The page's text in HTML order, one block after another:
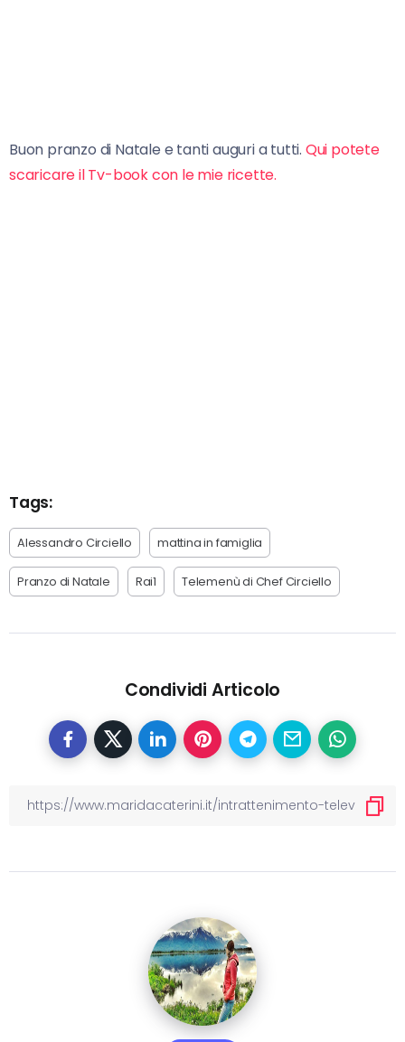
Buon pranzo di Natale e tanti auguri a tutti. Qui potete
scaricare il Tv-book con le mie ricette.
Tags:
Alessandro Circiello mattina in famiglia
Pranzo di Natale Rai1 Telemenù di Chef Circiello
Condividi Articolo